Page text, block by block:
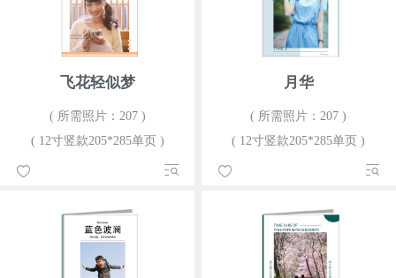
飞花轻似梦
( 所需照片：207 )
( 12寸竖款205*285单页 )
月华
( 所需照片：207 )
( 12寸竖款205*285单页 )